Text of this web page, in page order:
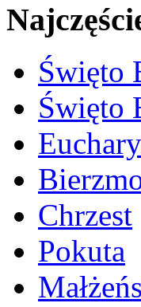
Święto
Święto
Chrzest
Pokuta